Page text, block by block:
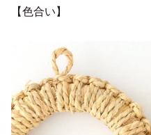
【色合い】